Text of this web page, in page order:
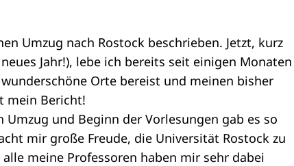
Umzug nach Rostock beschrieben. Jetzt, kurz
Jahr!), lebe ich bereits seit einigen Monaten
Orte bereist und meinen bisher
mein Bericht!
und Beginn der Vorlesungen gab es so
mir große Freude, die Universität Rostock zu
meine Professoren haben mir sehr dabei